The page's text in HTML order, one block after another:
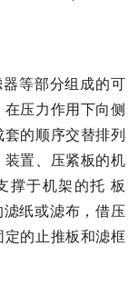
等部分组成的可
压力作用下向侧
的顺序交替排列
装置、压紧板的机
撑于机架的托 板
滤纸或滤布，借压
定的止推板和滤框